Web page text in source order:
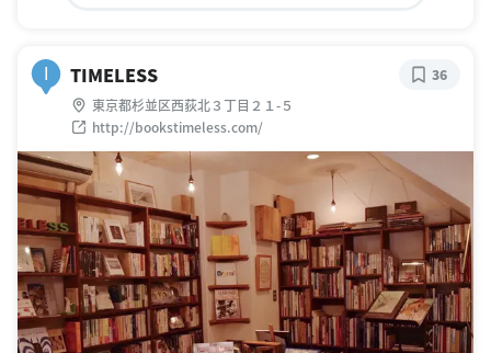
TIMELESS
東京都杉並区西荻北３丁目２１-５
http://bookstimeless.com/
36